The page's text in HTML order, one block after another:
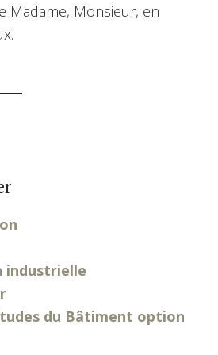
Madame, Monsieur, en
industrielle
du Bâtiment option